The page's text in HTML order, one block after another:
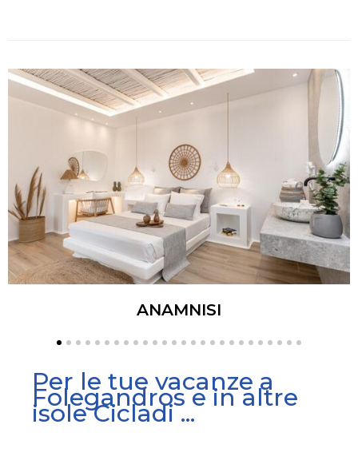
ANAMNISI
Per le tue vacanze a
Folegandros e in altre
isole Cicladi ...